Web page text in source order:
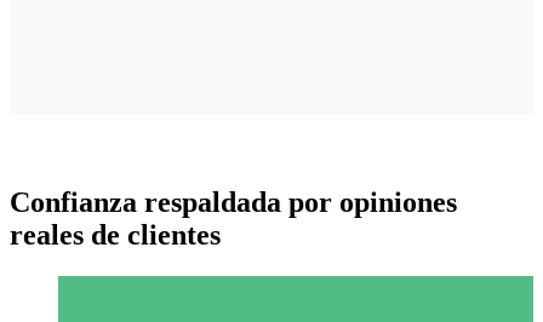
Confianza respaldada por opiniones
reales de clientes